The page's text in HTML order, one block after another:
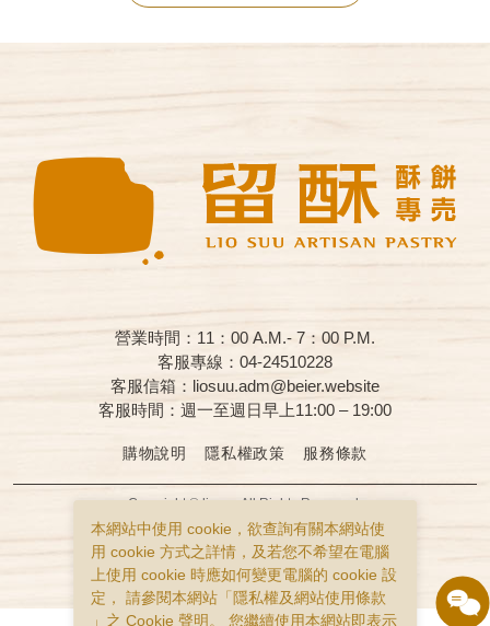
營業時間：11：00 A.M.- 7：00 P.M.
客服專線：04-24510228
客服信箱：liosuu.adm@beier.website
客服時間：週一至週日早上11:00 – 19:00
購物說明 隱私權政策 服務條款
Copyright © liosuu All Rights Reserved.
食品業者登錄字號：B-193553569-00000-4
本網站中使用 cookie，欲查詢有關本網站使
用 cookie 方式之詳情，及若您不希望在電腦
上使用 cookie 時應如何變更電腦的 cookie 設
定， 請參閱本網站「 隱私權及網站使用條款
」之 Cookie 聲明。 您繼續使用本網站即表示